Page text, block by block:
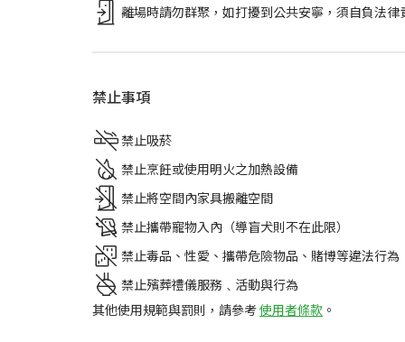
離場時請勿群聚，如打擾到公共安寧，須自負法律
禁止事項
禁止吸菸
禁止烹飪或使用明火之加熱設備
禁止將空間內家具搬離空間
禁止攜帶寵物入內（導盲犬則不在此限）
禁止毒品、性愛、攜帶危險物品、賭博等違法行為
禁止殯葬禮儀服務﹑活動與行為
其他使用規範與罰則，請參考使用者條款 。